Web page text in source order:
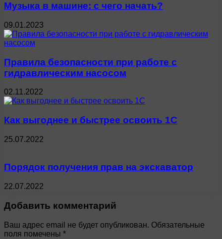
Музыка в машине: с чего начать?
09.01.2023
Правила безопасности при работе с
гидравлическим насосом
02.11.2022
Как выгоднее и быстрее освоить 1С
25.07.2022
Порядок получения прав на экскаватор
22.07.2022
Добавить комментарий
Ваш адрес email не будет опубликован. Обязательные
поля помечены *